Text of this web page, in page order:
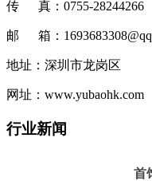
传 真：0755-28244266
邮 箱：
地址：深圳市龙岗区
网址：www.yubaohk.com
行业新闻
首